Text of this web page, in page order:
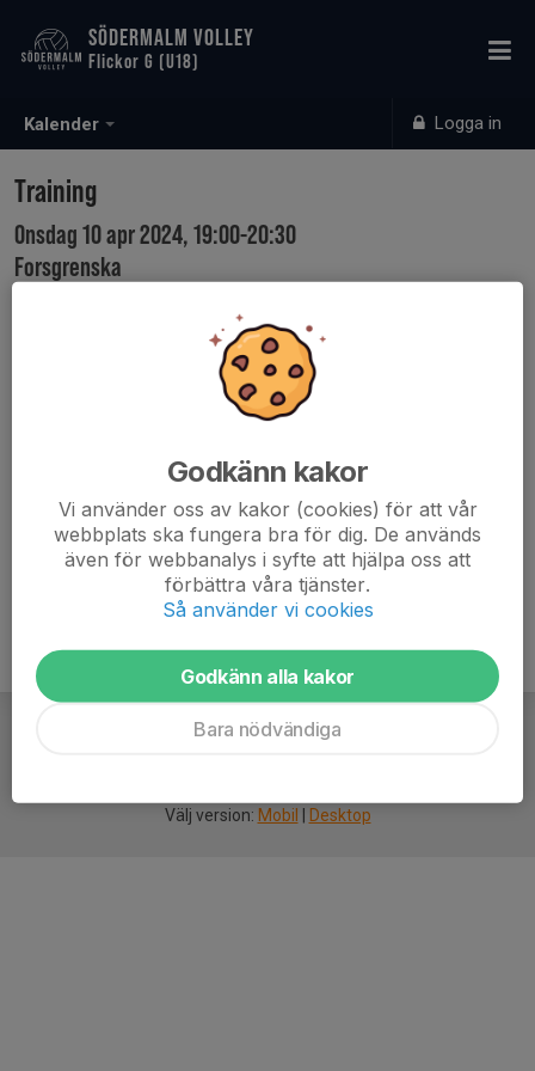
Kalender Logga in
SÖDERMALM VOLLEY
Flickor G (U18)
Training
Onsdag 10 apr 2024, 19:00-20:30
Forsgrenska
Välj version: Mobil Desktop
Godkänn kakor
Vi använder oss av kakor (cookies) för att vår
webbplats ska fungera bra för dig. De används
även för webbanalys i syfte att hjälpa oss att
förbättra våra tjänster.
Så använder vi cookies
Godkänn alla kakor
Bara nödvändiga